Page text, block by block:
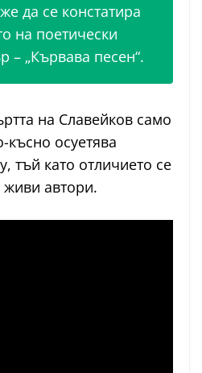
да се констатира
на поетически
– „Кървава песен“.
на Славейков само
късно осуетява
тъй като отличието се
автори.